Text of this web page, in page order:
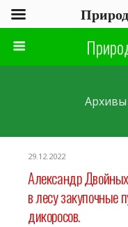
Архивы
29.12.2022
Александр
в лесу закупочные
дикоросов.